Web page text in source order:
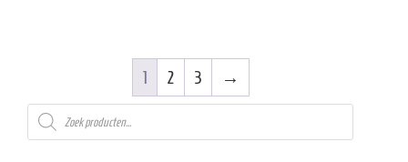
1 2 3
→
Producten
zoeken